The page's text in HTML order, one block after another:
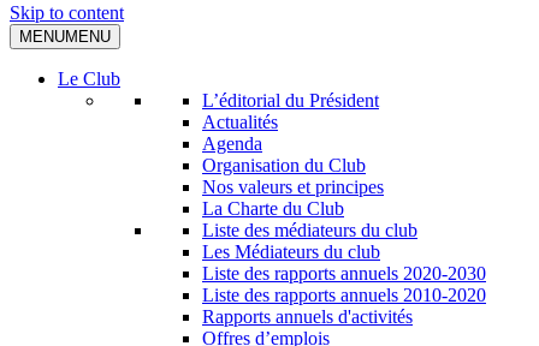
Skip to content
MENUMENU
Le Club
L’éditorial du Président
Actualités
Agenda
Organisation du Club
Nos valeurs et principes
La Charte du Club
Liste des médiateurs du club
Les Médiateurs du club
Liste des rapports annuels 2020-2030
Liste des rapports annuels 2010-2020
Rapports annuels d'activités
Offres d’emplois